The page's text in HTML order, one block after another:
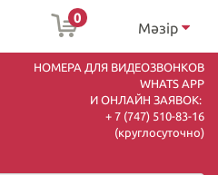
0
Мәзір
НОМЕРА ДЛЯ ВИДЕОЗВОНКОВ
WHATS APP
И ОНЛАЙН ЗАЯВОК:
+ 7 (747) 510-83-16
(круглосуточно)